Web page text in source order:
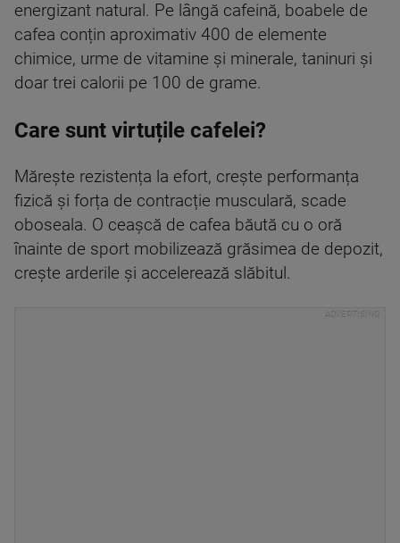
energizant natural. Pe lângă cafeină, boabele de
cafea conțin aproximativ 400 de elemente
chimice, urme de vitamine și minerale, taninuri și
doar trei calorii pe 100 de grame.
Care sunt virtuțile cafelei?
Mărește rezistența la efort, crește performanța
fizică și forța de contracție musculară, scade
oboseala. O ceașcă de cafea băută cu o oră
înainte de sport mobilizează grăsimea de depozit,
crește arderile și accelerează slăbitul.